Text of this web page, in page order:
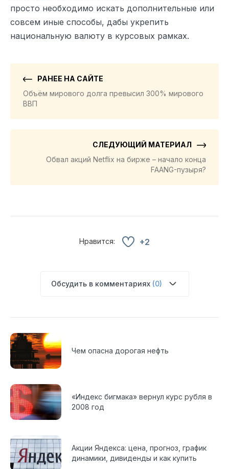
просто необходимо искать дополнительные или
совсем иные способы, дабы укрепить
национальную валюту в курсовых рамках.
РАНЕЕ НА САЙТЕ
Объём мирового долга превысил 300% мирового
ВВП
СЛЕДУЮЩИЙ МАТЕРИАЛ
Обвал акций Netflix на бирже – начало конца
FAANG-пузыря?
Обсудить в комментариях (0)
Нравится: +2
Чем опасна дорогая нефть
«Индекс бигмака» вернул курс рубля в
2008 год
Акции Яндекса: цена, прогноз, график
динамики, дивиденды и как купить